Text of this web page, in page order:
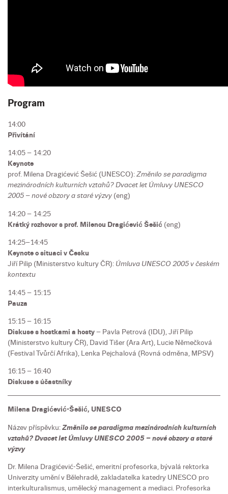
Program
14:00
Přivítání
14:05 – 14:20
Keynote
prof. Milena Dragićević Šešić (UNESCO):Změnilo se paradigma
mezinárodních kulturních vztahů? Dvacet let Úmluvy UNESCO
2005 ­– nové obzory a staré výzvy (eng)
14:20 – 14:25
Krátký rozhovor s prof. Milenou Dragićević Šešić (eng)
14:25–14:45
Keynote o situaci v Česku
Jiří Pilip (Ministerstvo kultury ČR): Úmluva UNESCO 2005 v českém
kontextu
14:45 – 15:15
Pauza
15:15 – 16:15
Diskuse s hostkami a hosty– Pavla Petrová (IDU), Jiří Pilip
(Ministerstvo kultury ČR), David Tišer (Ara Art), Lucie Němečková
(Festival Tvůrčí Afrika), Lenka Pejchalová (Rovná odměna, MPSV)
16:15 – 16:40
Diskuse s účastníky
Milena Dragićević-Šešić, UNESCO
Název příspěvku:Změnilo se paradigma mezinárodních kulturních
vztahů? Dvacet let Úmluvy UNESCO 2005 ­– nové obzory a staré
výzvy
Dr. Milena Dragićević-Šešić, emeritní profesorka, bývalá rektorka
Univerzity umění v Bělehradě, zakladatelka katedry UNESCO pro
interkulturalismus, umělecký management a mediaci. Profesorka